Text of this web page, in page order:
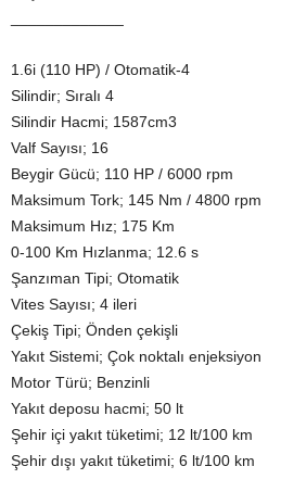
1.6i (110 HP) / Otomatik-4
Silindir; Sıralı 4
Silindir Hacmi; 1587cm3
Valf Sayısı; 16
Beygir Gücü; 110 HP / 6000 rpm
Maksimum Tork; 145 Nm / 4800 rpm
Maksimum Hız; 175 Km
0-100 Km Hızlanma; 12.6 s
Şanzıman Tipi; Otomatik
Vites Sayısı; 4 ileri
Çekiş Tipi; Önden çekişli
Yakıt Sistemi; Çok noktalı enjeksiyon
Motor Türü; Benzinli
Yakıt deposu hacmi; 50 lt
Şehir içi yakıt tüketimi; 12 lt/100 km
Şehir dışı yakıt tüketimi; 6 lt/100 km